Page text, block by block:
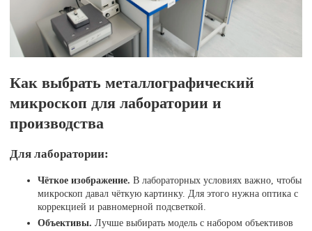
Как выбрать металлографический
микроскоп для лаборатории и
производства
Для лаборатории:
Чёткое изображение. В лабораторных условиях важно, чтобы
микроскоп давал чёткую картинку. Для этого нужна оптика с
коррекцией и равномерной подсветкой.
Объективы. Лучше выбирать модель с набором объективов